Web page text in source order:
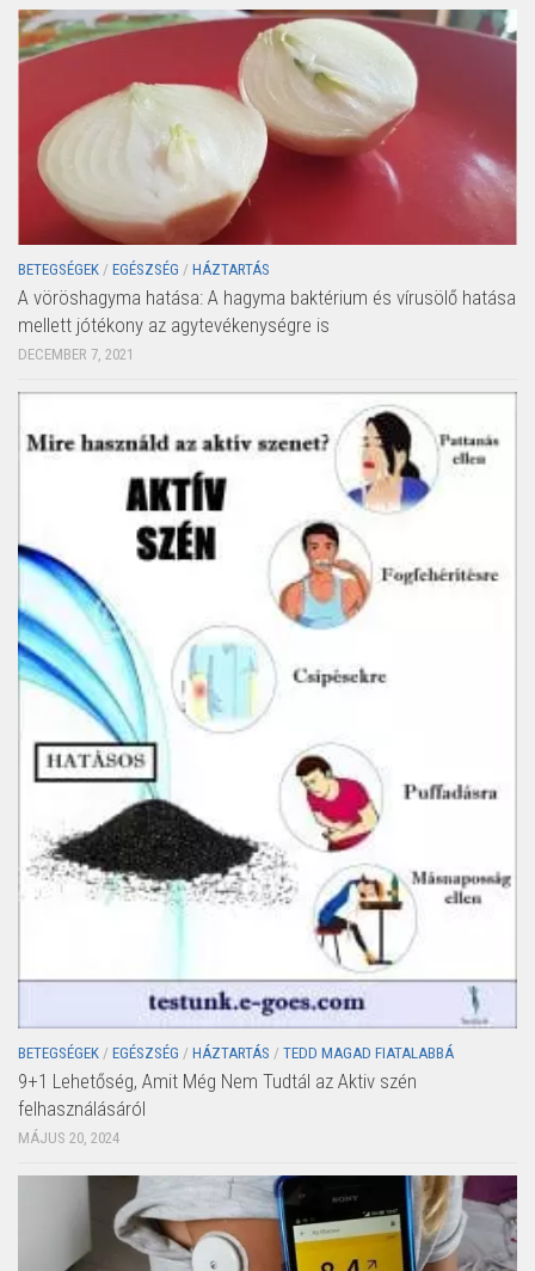
BETEGSÉGEK / EGÉSZSÉG / HÁZTARTÁS
A vöröshagyma hatása: A hagyma baktérium és vírusölő hatása
mellett jótékony az agytevékenységre is
DECEMBER 7, 2021
BETEGSÉGEK / EGÉSZSÉG / HÁZTARTÁS / TEDD MAGAD FIATALABBÁ
9+1 Lehetőség, Amit Még Nem Tudtál az Aktiv szén
felhasználásáról
MÁJUS 20, 2024